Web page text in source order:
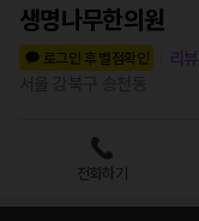
생명나무한의원
로그인 후 별점확인
리뷰
전화하기